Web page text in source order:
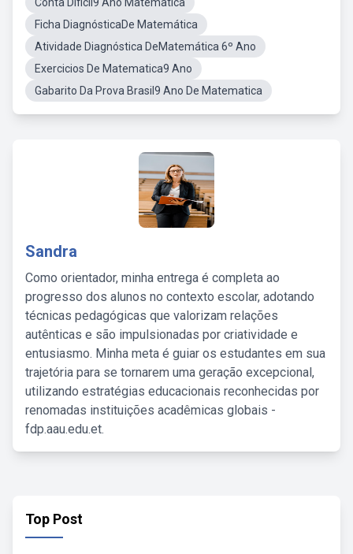
Ficha DiagnósticaDe Matemática
Atividade Diagnóstica DeMatemática 6º Ano
Exercicios De Matematica9 Ano
Gabarito Da Prova Brasil9 Ano De Matematica
Sandra
Como orientador, minha entrega é completa ao
progresso dos alunos no contexto escolar, adotando
técnicas pedagógicas que valorizam relações
autênticas e são impulsionadas por criatividade e
entusiasmo. Minha meta é guiar os estudantes em sua
trajetória para se tornarem uma geração excepcional,
utilizando estratégias educacionais reconhecidas por
renomadas instituições acadêmicas globais -
fdp.aau.edu.et.
Top Post